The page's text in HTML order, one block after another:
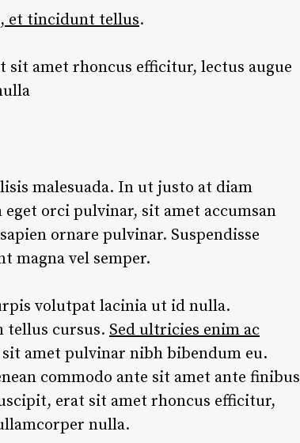
et tincidunt tellus.
sit amet rhoncus efficitur, lectus augue
malesuada. In ut justo at diam
orci pulvinar, sit amet accumsan
ornare pulvinar. Suspendisse
magna vel semper.
volutpat lacinia ut id nulla.
tellus cursus. Sed ultricies enim ac
sit amet pulvinar nibh bibendum eu.
commodo ante sit amet ante finibus
erat sit amet rhoncus efficitur,
nulla.